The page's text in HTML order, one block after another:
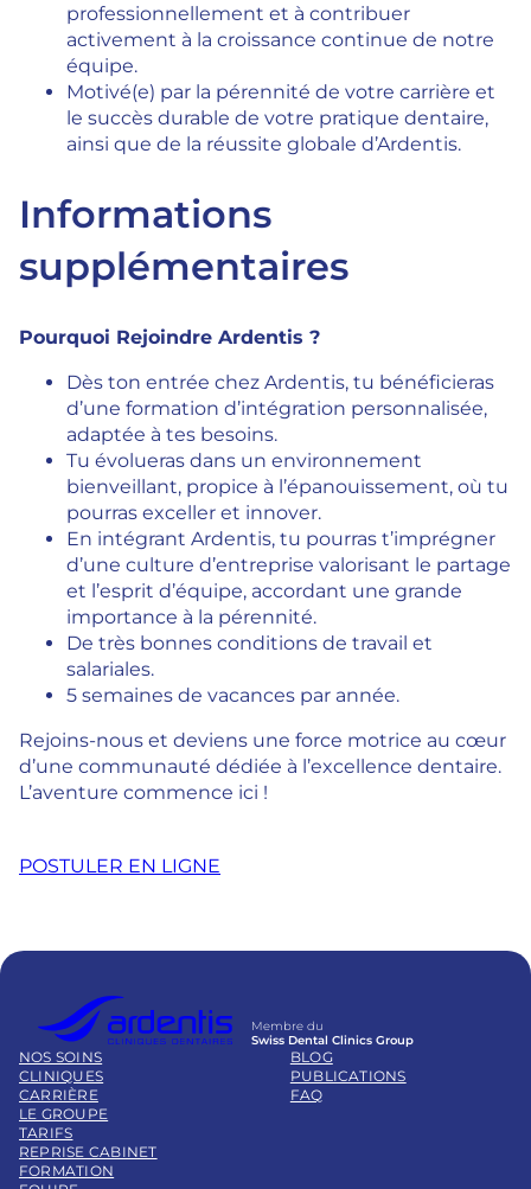
professionnellement et à contribuer
activement à la croissance continue de notre
équipe.
Motivé(e) par la pérennité de votre carrière et
le succès durable de votre pratique dentaire,
ainsi que de la réussite globale d’Ardentis.
Informations
supplémentaires
Pourquoi Rejoindre Ardentis ?
Dès ton entrée chez Ardentis, tu bénéficieras
d’une formation d’intégration personnalisée,
adaptée à tes besoins.
Tu évolueras dans un environnement
bienveillant, propice à l’épanouissement, où tu
pourras exceller et innover.
En intégrant Ardentis, tu pourras t’imprégner
d’une culture d’entreprise valorisant le partage
et l’esprit d’équipe, accordant une grande
importance à la pérennité.
De très bonnes conditions de travail et
salariales.
5 semaines de vacances par année.
Rejoins-nous et deviens une force motrice au cœur
d’une communauté dédiée à l’excellence dentaire.
L’aventure commence ici !
POSTULER EN LIGNE
Membre du
Swiss Dental Clinics Group
NOS SOINS
CLINIQUES
CARRIÈRE
LE GROUPE
TARIFS
BLOG
PUBLICATIONS
FAQ
REPRISE CABINET
FORMATION